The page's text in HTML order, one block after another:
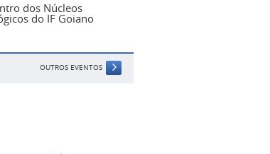
dos Núcleos
do IF Goiano
OUTROS EVENTOS